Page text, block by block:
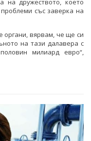
на дружеството, което
със заверка на
органи, вярвам, че ще си
на тази далавера с
милиард евро“,